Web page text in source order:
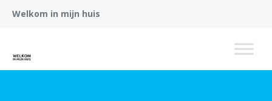
Welkom in mijn huis